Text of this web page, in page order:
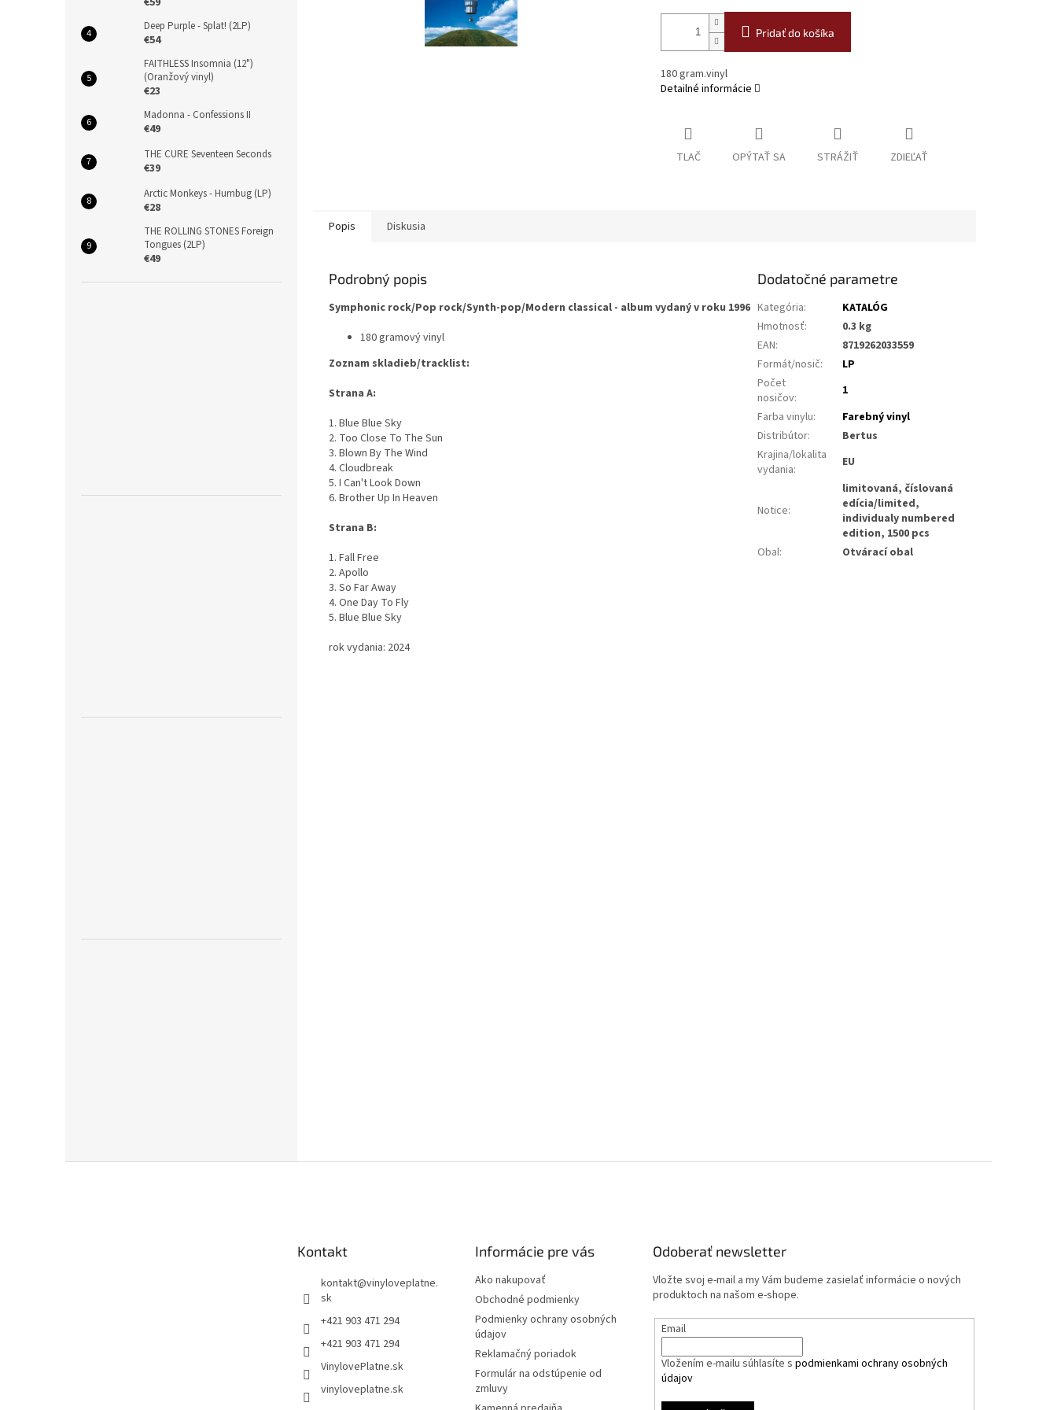
Deep Purple - Splat! (2LP)
€54
FAITHLESS Insomnia (12")
(Oranžový vinyl)
€23
Madonna - Confessions II
€49
THE CURE Seventeen Seconds
€39
Arctic Monkeys - Humbug (LP)
€28
THE ROLLING STONES Foreign
Tongues (2LP)
€49
Pridať do košíka
180 gram.vinyl
Detailné informácie
TLAČ OPÝTAŤ SA STRÁŽIŤ ZDIEĽAŤ
Popis Diskusia
Podrobný popis
Symphonic rock/Pop rock/Synth-pop/Modern classical - album vydaný v roku 1996
180 gramový vinyl
Zoznam skladieb/tracklist:
Strana A:
1. Blue Blue Sky
2. Too Close To The Sun
3. Blown By The Wind
4. Cloudbreak
5. I Can't Look Down
6. Brother Up In Heaven
Strana B:
1. Fall Free
2. Apollo
3. So Far Away
4. One Day To Fly
5. Blue Blue Sky
rok vydania: 2024
Dodatočné parametre
Kategória:
KATALÓG
Hmotnosť:
0.3 kg
EAN:
8719262033559
Formát/nosič:
LP
Počet
nosičov:
1
Farba vinylu:
Farebný vinyl
Distribútor:
Bertus
Krajina/lokalita
vydania: EU
Notice:
limitovaná, číslovaná
edícia/limited,
individualy numbered
edition, 1500 pcs
Obal: Otvárací obal
Kontakt
kontakt@vinyloveplatne.
sk
+421 903 471 294
+421 903 471 294
VinylovePlatne.sk
vinyloveplatne.sk
Informácie pre vás
Ako nakupovať
Obchodné podmienky
Podmienky ochrany osobných
údajov
Reklamačný poriadok
Formulár na odstúpenie od
zmluvy
Odoberať newsletter
Vložte svoj e-mail a my Vám budeme zasielať informácie o nových
produktoch na našom e-shope.
Email
Vložením e-mailu súhlasíte spodmienkami ochrany osobných
údajov